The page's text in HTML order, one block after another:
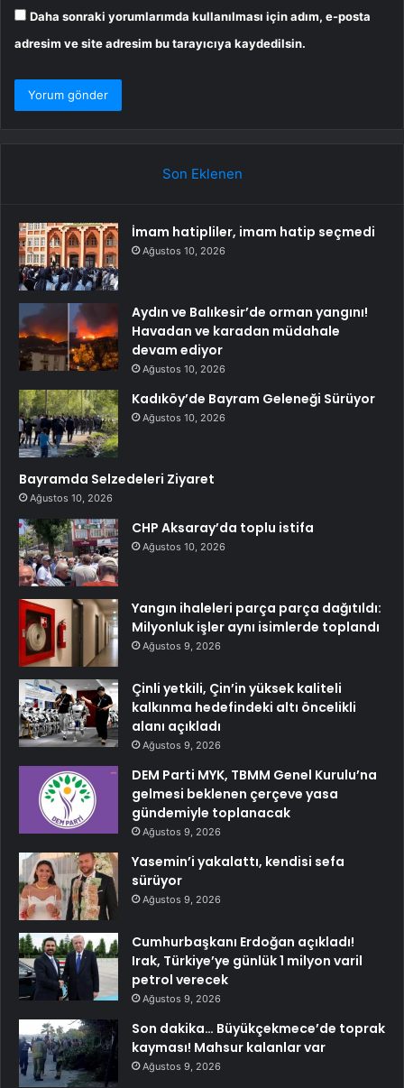
Daha sonraki yorumlarımda kullanılması için adım, e-posta
adresim ve site adresim bu tarayıcıya kaydedilsin.
Son Eklenen
İmam hatipliler, imam hatip seçmedi
Ağustos 10, 2026
Aydın ve Balıkesir’de orman yangını!
Havadan ve karadan müdahale
devam ediyor
Ağustos 10, 2026
Kadıköy’de Bayram Geleneği Sürüyor
Ağustos 10, 2026
Bayramda Selzedeleri Ziyaret
Ağustos 10, 2026
CHP Aksaray’da toplu istifa
Ağustos 10, 2026
Yangın ihaleleri parça parça dağıtıldı:
Milyonluk işler aynı isimlerde toplandı
Ağustos 9, 2026
Çinli yetkili, Çin’in yüksek kaliteli
kalkınma hedefindeki altı öncelikli
alanı açıkladı
Ağustos 9, 2026
DEM Parti MYK, TBMM Genel Kurulu’na
gelmesi beklenen çerçeve yasa
gündemiyle toplanacak
Ağustos 9, 2026
Yasemin’i yakalattı, kendisi sefa
sürüyor
Ağustos 9, 2026
Cumhurbaşkanı Erdoğan açıkladı!
Irak, Türkiye’ye günlük 1 milyon varil
petrol verecek
Ağustos 9, 2026
Son dakika… Büyükçekmece’de toprak
kayması! Mahsur kalanlar var
Ağustos 9, 2026